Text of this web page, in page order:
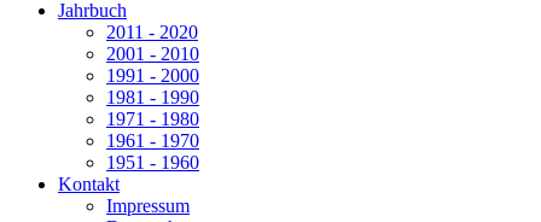
Jahrbuch
2011 - 2020
2001 - 2010
1991 - 2000
1981 - 1990
1971 - 1980
1961 - 1970
1951 - 1960
Kontakt
Impressum